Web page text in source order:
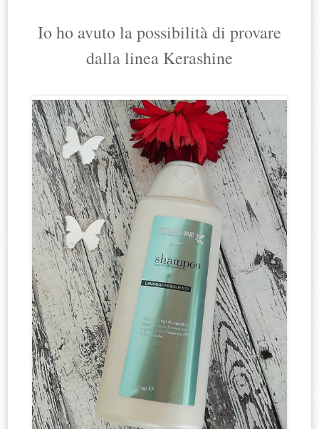
Io ho avuto la possibilità di provare
dalla linea Kerashine